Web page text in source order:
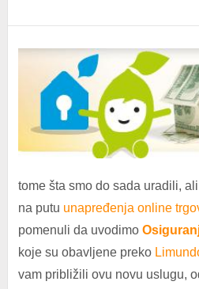
tome šta smo do sada uradili,
na putu unapređenja online
pomenuli da uvodimo
koje su obavljene preko
vam približili ovu novu uslugu,